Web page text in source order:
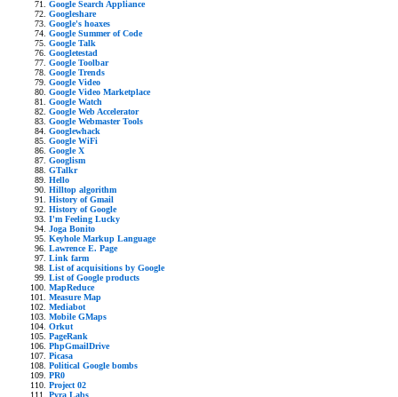
Google Search Appliance
Googleshare
Google's hoaxes
Google Summer of Code
Google Talk
Googletestad
Google Toolbar
Google Trends
Google Video
Google Video Marketplace
Google Watch
Google Web Accelerator
Google Webmaster Tools
Googlewhack
Google WiFi
Google X
Googlism
GTalkr
Hello
Hilltop algorithm
History of Gmail
History of Google
I'm Feeling Lucky
Joga Bonito
Keyhole Markup Language
Lawrence E. Page
Link farm
List of acquisitions by Google
List of Google products
MapReduce
Measure Map
Mediabot
Mobile GMaps
Orkut
PageRank
PhpGmailDrive
Picasa
Political Google bombs
PR0
Project 02
Pyra Labs